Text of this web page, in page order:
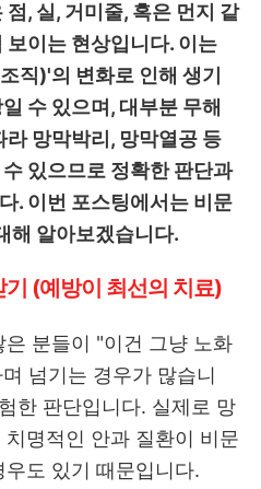
, 실, 거미줄, 혹은 먼지 같
이는 현상입니다. 이는
직)'의 변화로 인해 생기
수 있으며, 대부분 무해
망막박리, 망막열공 등
있으므로 정확한 판단과
. 이번 포스팅에서는 비문
해 알아보겠습니다.
기 (예방이 최선의 치료)
분들이 "이건 그냥 노화
넘기는 경우가 많습니
한 판단입니다. 실제로 망
명적인 안과 질환이 비문
도 있기 때문입니다.